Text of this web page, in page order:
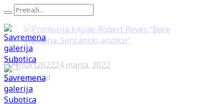
24mart202224 marta, 2022
EdukacijaOd
0